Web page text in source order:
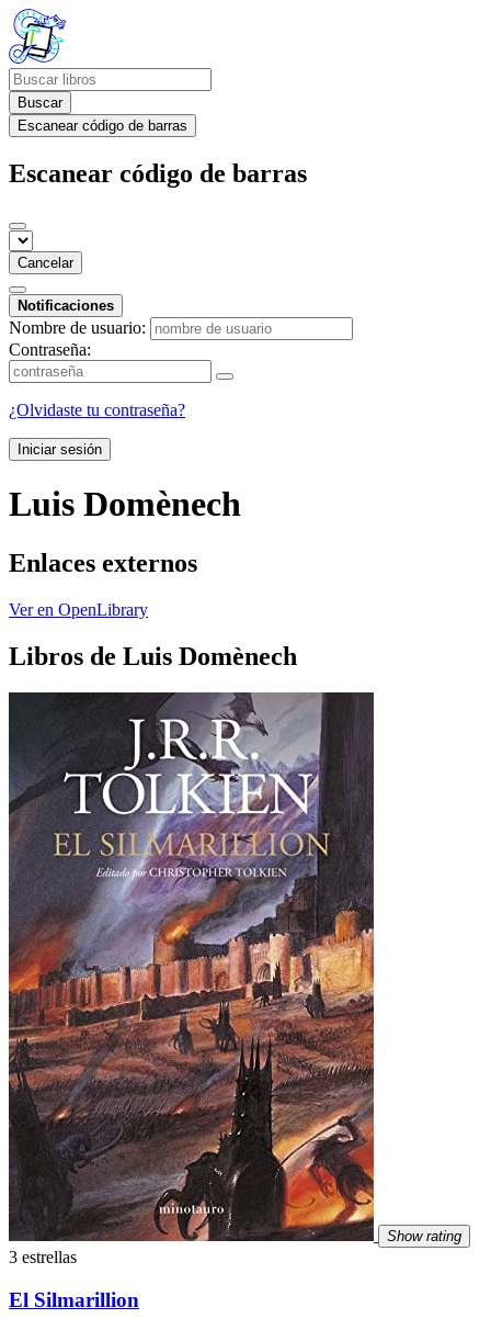
Buscar
Escanear código de barras
Escanear código de barras
Cancelar
Notificaciones
Nombre de usuario:
Contraseña:
¿Olvidaste tu contraseña?
Iniciar sesión
Luis Domènech
Enlaces externos
Ver en OpenLibrary
Libros de Luis Domènech
Show rating
3 estrellas
El Silmarillion